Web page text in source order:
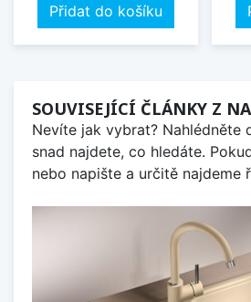
Přidat do košíku
SOUVISEJÍCÍ ČLÁNKY Z
Nevíte jak vybrat? Nahlédněte
snad najdete, co hledáte.
nebo napište a určitě najdeme